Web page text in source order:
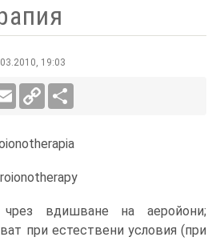
19:03
Email
Copy
Link
вдишване на аеройони;
при естествени условия (при